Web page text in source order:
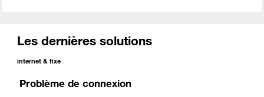
Les dernières solutions
internet & fixe
Problème de connexion